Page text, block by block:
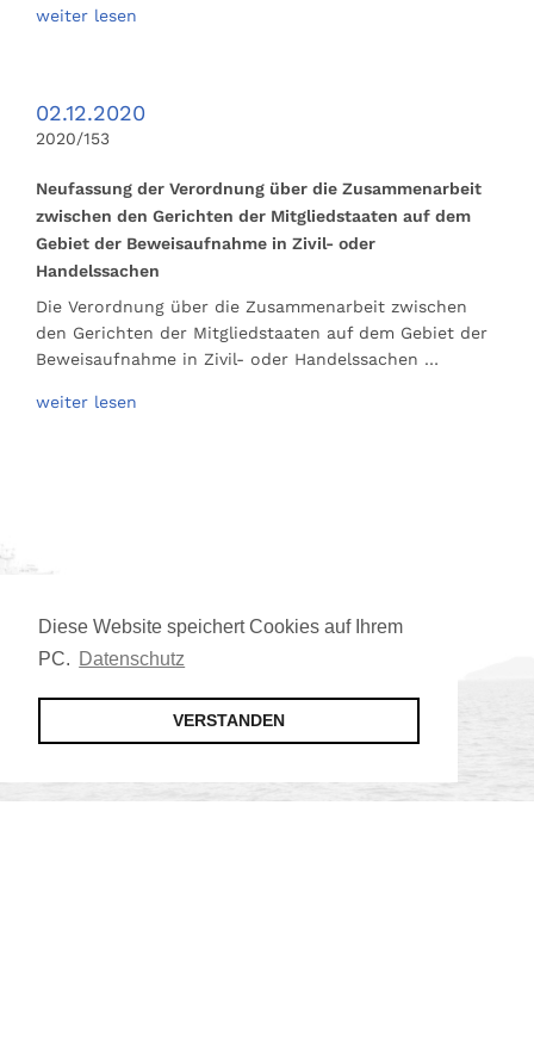
Diese Website speichert Cookies auf Ihrem
PC. Datenschutz
VERSTANDEN
weiter lesen
02.12.2020
2020/153
Neufassung der Verordnung über die Zusammenarbeit
zwischen den Gerichten der Mitgliedstaaten auf dem
Gebiet der Beweisaufnahme in Zivil- oder
Handelssachen
Die Verordnung über die Zusammenarbeit zwischen
den Gerichten der Mitgliedstaaten auf dem Gebiet der
Beweisaufnahme in Zivil- oder Handelssachen …
weiter lesen